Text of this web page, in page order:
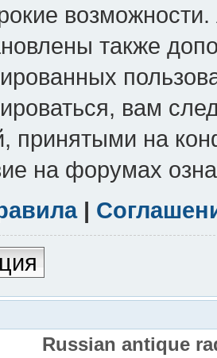
также
вам
принятыми на
на форумах
|
Russian antique